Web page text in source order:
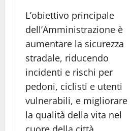
L’obiettivo principale
dell’Amministrazione è
aumentare la sicurezza
stradale, riducendo
incidenti e rischi per
pedoni, ciclisti e utenti
vulnerabili, e migliorare
la qualità della vita nel